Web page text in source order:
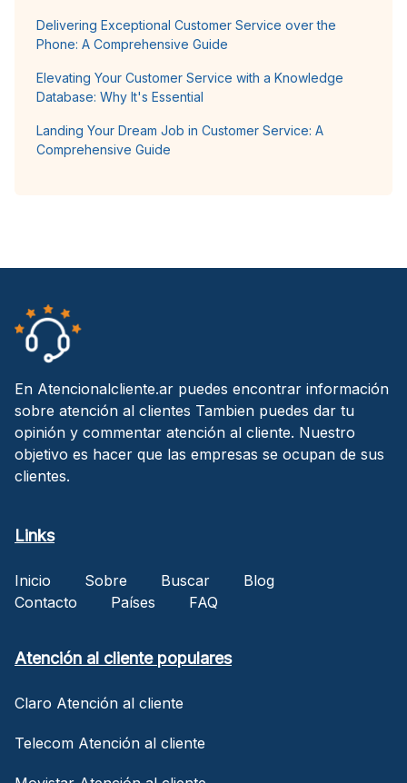
Delivering Exceptional Customer Service over the
Phone: A Comprehensive Guide
Elevating Your Customer Service with a Knowledge
Database: Why It's Essential
Landing Your Dream Job in Customer Service: A
Comprehensive Guide
En Atencionalcliente.ar puedes encontrar información
sobre atención al clientes Tambien puedes dar tu
opinión y commentar atención al cliente. Nuestro
objetivo es hacer que las empresas se ocupan de sus
clientes.
Links
Inicio Sobre Buscar
Blog
Contacto
Países FAQ
Atención al cliente populares
Claro Atención al cliente
Telecom Atención al cliente